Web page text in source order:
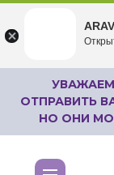
ОТПРАВИТЬ
НО ОНИ